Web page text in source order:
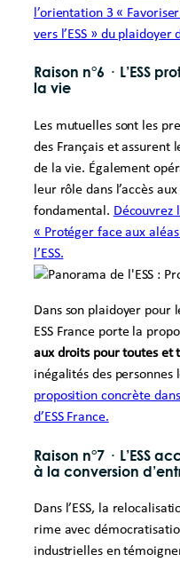
l’orientation 3 «
vers l’ESS » du plaidoyer
Raison n°6 · L’ESS
la vie
Les mutuelles sont les
des Français et assurent
de la vie. Également
leur rôle dans l’accès
fondamental. Découvrez
« Protéger face aux
l’ESS.
Dans son plaidoyer pour
ESS France porte la
aux droits pour toutes et
inégalités des personnes
proposition concrète
d’ESS France.
Raison n°7 · L’ESS
à la conversion
Dans l’ESS, la
rime avec
industrielles en